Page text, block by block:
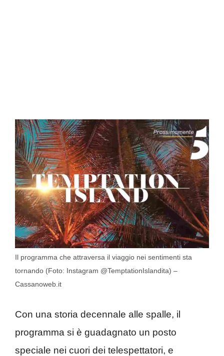
Il programma che attraversa il viaggio nei sentimenti sta
tornando (Foto: Instagram @TemptationIslandita) –
Cassanoweb.it
Con una storia decennale alle spalle, il
programma si è guadagnato un posto
speciale nei cuori dei telespettatori, e